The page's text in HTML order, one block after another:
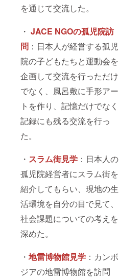
を通じて交流した。
・ JACE NGOの孤児院訪
問 ：日本人が経営する孤児
院の⼦どもたちと運動会を
企画して交流を行っただけ
でなく、風呂敷に手形アー
トを作り、記憶だけでなく
記録にも残る交流を行っ
た。
・ スラム街⾒学 ：日本人の
孤児院経営者にスラム街を
紹介してもらい、現地の⽣
活環境を⾃分の⽬で⾒て、
社会課題についての考えを
深めた。
・ 地雷博物館⾒学 ：カンボ
ジアの地雷博物館を訪問